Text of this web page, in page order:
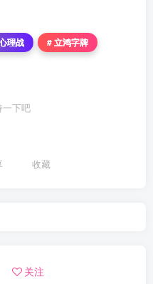
理战
# 立鸿字牌
一下吧
收藏
关注